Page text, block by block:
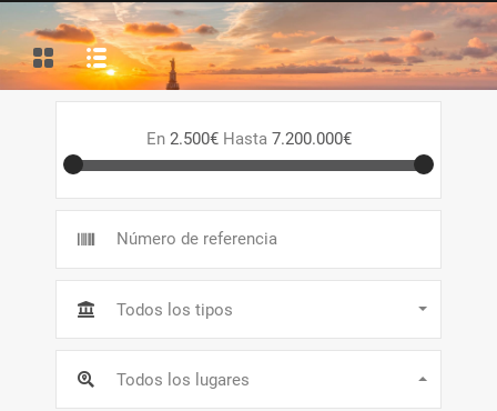
En 2.500€ Hasta 7.200.000€
Todos los tipos
Todos los lugares